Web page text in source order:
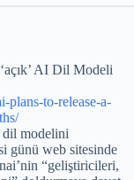
AI Dil Modeli
plans-to-release-a-
dil modelini
günü web sitesinde
“geliştiricileri,